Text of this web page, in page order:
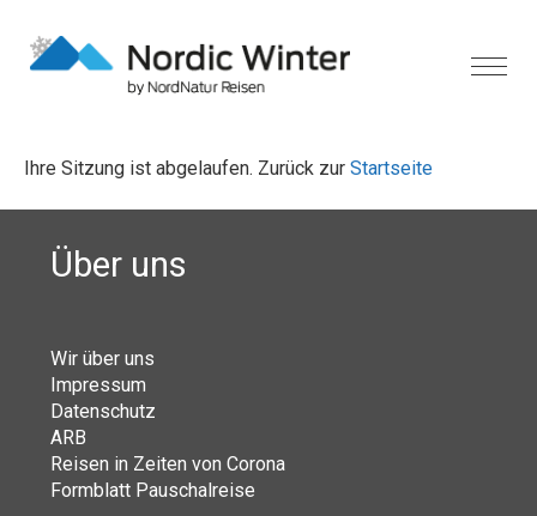
Ihre Sitzung ist abgelaufen. Zurück zur Startseite
Über uns
Wir über uns
Impressum
Datenschutz
ARB
Reisen in Zeiten von Corona
Formblatt Pauschalreise